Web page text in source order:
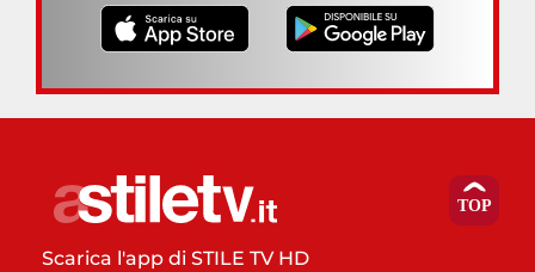
Scarica l'app di STILE TV HD